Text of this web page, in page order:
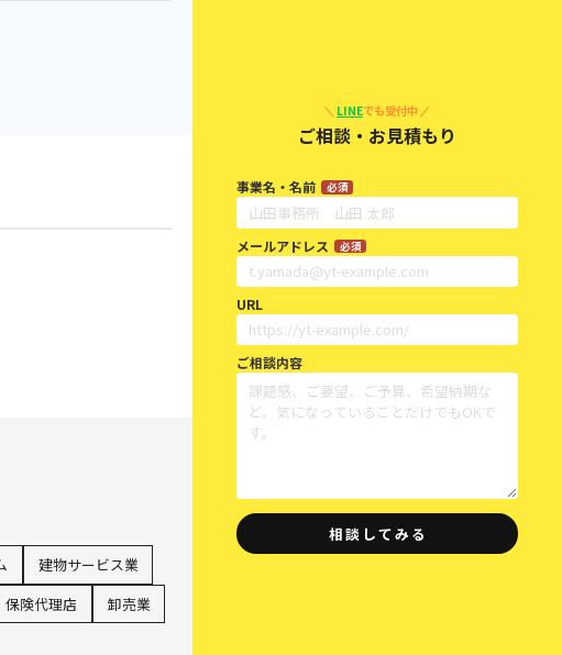
建物サービス業
保険代理店
卸売業
LINEでも受付中
ご相談・お見積もり
事業名・名前 必須
メールアドレス 必須
URL
ご相談内容